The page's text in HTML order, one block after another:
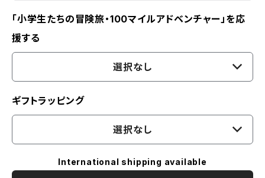
「小学生たちの冒険旅・100マイルアドベンチャー」を応
援する
選択なし
ギフトラッピング
選択なし
International shipping available